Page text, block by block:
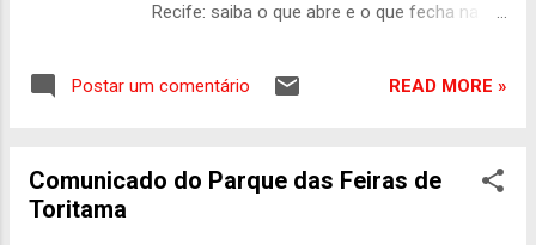
Recife: saiba o que abre e o que fecha na
comemorado nesta segunda-feira (20) e
o funcionamento do comércio de rua do
Postar um comentário READ MORE »
Comunicado do Parque das Feiras de
Toritama